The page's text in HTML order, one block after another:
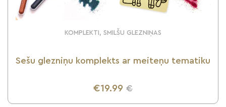
KOMPLEKTI, SMILŠU GLEZNIŅAS
Sešu glezniņu komplekts ar meiteņu tematiku
€19.99 €
UZZINI VAIRĀK